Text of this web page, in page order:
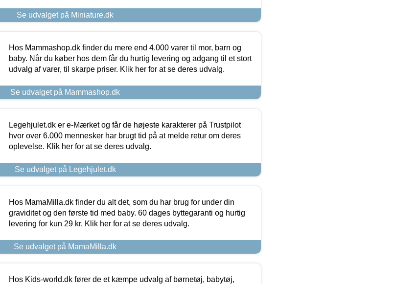
Se udvalget på Miniature.dk
Hos Mammashop.dk finder du mere end 4.000 varer til mor, barn og
baby. Når du køber hos dem får du hurtig levering og adgang til et stort
udvalg af varer, til skarpe priser. Klik her for at se deres udvalg.
Se udvalget på Mammashop.dk
Legehjulet.dk er e-Mærket og får de højeste karakterer på Trustpilot
hvor over 6.000 mennesker har brugt tid på at melde retur om deres
oplevelse. Klik her for at se deres udvalg.
Se udvalget på Legehjulet.dk
Hos MamaMilla.dk finder du alt det, som du har brug for under din
graviditet og den første tid med baby. 60 dages byttegaranti og hurtig
levering for kun 29 kr. Klik her for at se deres udvalg.
Se udvalget på MamaMilla.dk
Hos Kids-world.dk fører de et kæmpe udvalg af børnetøj, babytøj,